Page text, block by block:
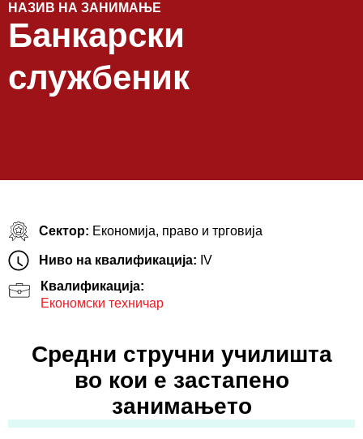
НАЗИВ НА ЗАНИМАЊЕ
Банкарски
службеник
Сектор: Економија, право и трговија
Ниво на квалификација: IV
Квалификација:
Економски техничар
Средни стручни училишта
во кои е застапено
занимањето